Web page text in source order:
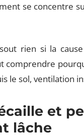
se concentre
rien si la
comprendre
le sol, ventilation
et
lâche